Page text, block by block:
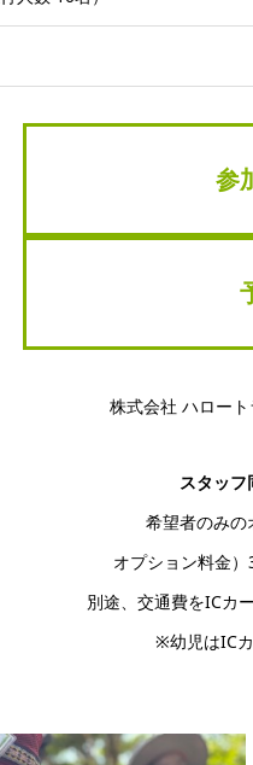
参
株式会社 ハロート
スタッフ
希望者のみの
オプション料金
別途、交通費をICカ
※幼児はICカ